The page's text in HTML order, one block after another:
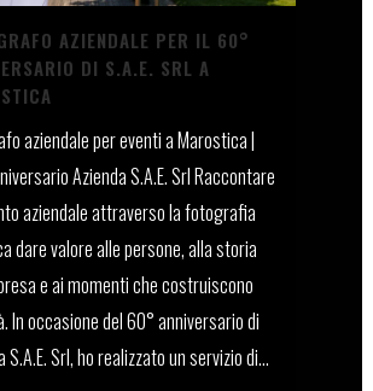
AZIENDALE PER IL 60°
DI S.A.E. SRL A
aziendale per eventi a Marostica |
Azienda S.A.E. Srl Raccontare
aziendale attraverso la fotografia
dare valore alle persone, alla storia
e ai momenti che costruiscono
In occasione del 60° anniversario di
S.A.E. Srl, ho realizzato un servizio di...